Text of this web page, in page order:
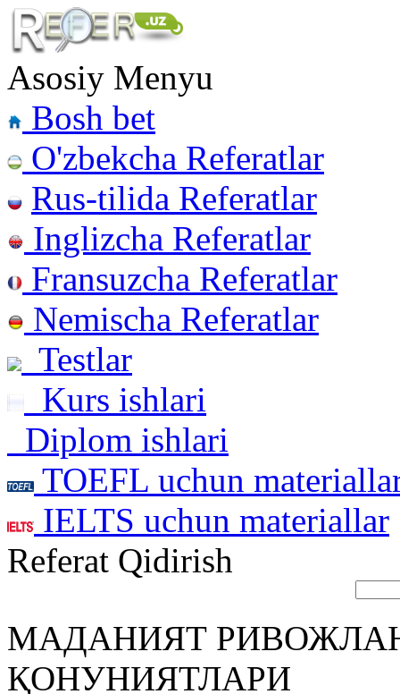
Asosiy Menyu
Bosh bet
O'zbekcha Referatlar
Rus-tilida Referatlar
Inglizcha Referatlar
Fransuzcha Referatlar
Nemischa Referatlar
Testlar
Kurs ishlari
Diplom ishlari
TOEFL uchun
IELTS uchun materiallar
Referat Qidirish
МАДАНИЯТ
ҚОНУНИЯТЛАРИ